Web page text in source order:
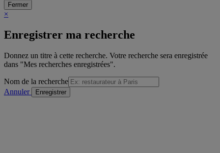
Fermer
×
Enregistrer ma recherche
Donnez un titre à cette recherche. Votre recherche sera enregistrée
dans "Mes recherches enregistrées".
Nom de la recherche
Annuler